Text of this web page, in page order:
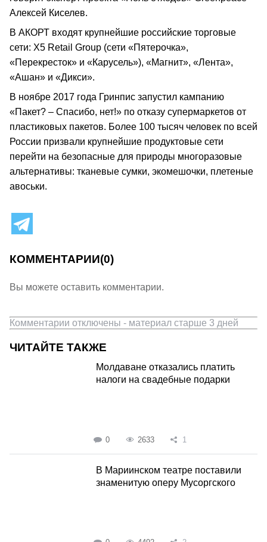
Алексей Киселев.
В АКОРТ входят крупнейшие российские торговые
сети: X5 Retail Group (сети «Пятерочка»,
«Перекресток» и «Карусель»), «Магнит», «Лента»,
«Ашан» и «Дикси».
В ноябре 2017 года Гринпис запустил кампанию
«Пакет? – Спасибо, нет!» по отказу супермаркетов от
пластиковых пакетов. Более 100 тысяч человек по всей
России призвали крупнейшие продуктовые сети
перейти на безопасные для природы многоразовые
альтернативы: тканевые сумки, экомешочки, плетеные
авоськи.
КОММЕНТАРИИ(0)
Вы можете оставить комментарии.
Комментарии отключены - материал старше 3 дней
ЧИТАЙТЕ ТАКЖЕ
Молдаване отказались платить
налоги на свадебные подарки
0 2633 1
В Мариинском театре поставили
знаменитую оперу Мусоргского